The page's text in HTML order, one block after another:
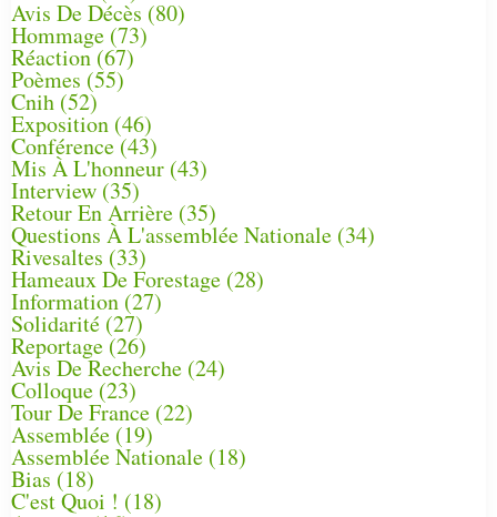
Avis De Décès (80)
Hommage (73)
Réaction(67)
Poèmes (55)
Cnih (52)
Exposition (46)
Conférence(43)
Mis À L'honneur (43)
Interview (35)
Retour En Arrière (35)
Questions À L'assemblée Nationale (34)
Rivesaltes (33)
Hameaux De Forestage (28)
Information (27)
Solidarité (27)
Reportage(26)
Avis De Recherche (24)
Colloque (23)
Tour De France (22)
Assemblée (19)
Assemblée Nationale (18)
Bias (18)
C'est Quoi ! (18)